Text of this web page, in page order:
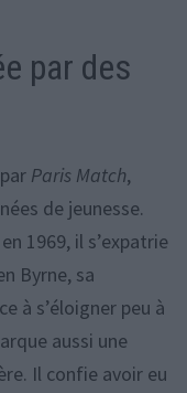
par des
Paris Match,
de jeunesse.
1969, il s’expatrie
Byrne, sa
à s’éloigner peu à
aussi une
Il confie avoir eu